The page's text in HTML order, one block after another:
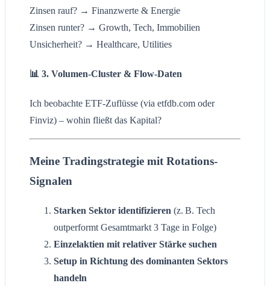
Zinsen rauf? → Finanzwerte & Energie
Zinsen runter? → Growth, Tech, Immobilien
Unsicherheit? → Healthcare, Utilities
📊 3. Volumen-Cluster & Flow-Daten
Ich beobachte ETF-Zuflüsse (via etfdb.com oder
Finviz) – wohin fließt das Kapital?
Meine Tradingstrategie mit Rotations-
Signalen
Starken Sektor identifizieren (z. B. Tech
outperformt Gesamtmarkt 3 Tage in Folge)
Einzelaktien mit relativer Stärke suchen
Setup in Richtung des dominanten Sektors
handeln